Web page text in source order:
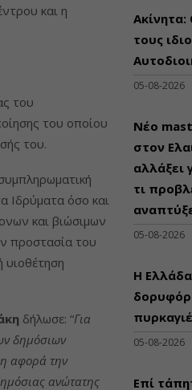
και η
του
του οποίου
του.
Ιδρύματα όσο και
και βιώσιμων
προστασία του
υιοθέτηση
δήλωσε: “Για
δημόσιων
αφορά την
ανώτατης
Ακίνητα:
τους
05-08-2026
Νέο
στον
αλλάξει
τι
05-08-2026
Η
05-08-2026
Επί